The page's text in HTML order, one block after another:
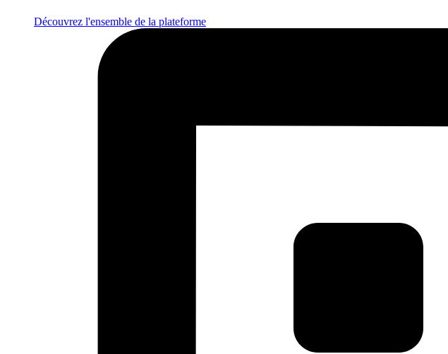
Découvrez l'ensemble de la plateforme